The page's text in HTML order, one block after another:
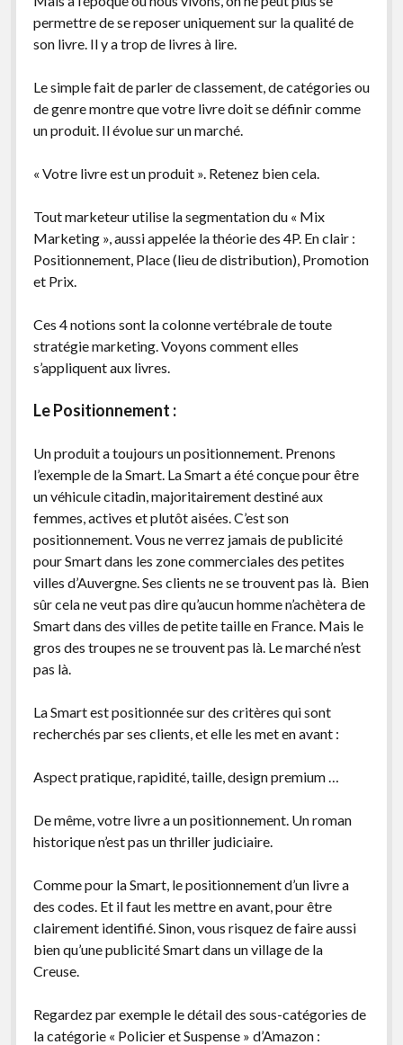
permettre de se reposer uniquement sur la qualité de
son livre. Il y a trop de livres à lire.
Le simple fait de parler de classement, de catégories ou
de genre montre que votre livre doit se définir comme
un produit. Il évolue sur un marché.
« Votre livre est un produit ». Retenez bien cela.
Tout marketeur utilise la segmentation du « Mix
Marketing », aussi appelée la théorie des 4P. En clair :
Positionnement, Place (lieu de distribution), Promotion
et Prix.
Ces 4 notions sont la colonne vertébrale de toute
stratégie marketing. Voyons comment elles
s’appliquent aux livres.
Le Positionnement :
Un produit a toujours un positionnement. Prenons
l’exemple de la Smart. La Smart a été conçue pour être
un véhicule citadin, majoritairement destiné aux
femmes, actives et plutôt aisées. C’est son
positionnement. Vous ne verrez jamais de publicité
pour Smart dans les zone commerciales des petites
villes d’Auvergne. Ses clients ne se trouvent pas là. Bien
sûr cela ne veut pas dire qu’aucun homme n’achètera de
Smart dans des villes de petite taille en France. Mais le
gros des troupes ne se trouvent pas là. Le marché n’est
pas là.
La Smart est positionnée sur des critères qui sont
recherchés par ses clients, et elle les met en avant :
Aspect pratique, rapidité, taille, design premium …
De même, votre livre a un positionnement. Un roman
historique n’est pas un thriller judiciaire.
Comme pour la Smart, le positionnement d’un livre a
des codes. Et il faut les mettre en avant, pour être
clairement identifié. Sinon, vous risquez de faire aussi
bien qu’une publicité Smart dans un village de la
Creuse.
Regardez par exemple le détail des sous-catégories de
la catégorie « Policier et Suspense » d’Amazon :